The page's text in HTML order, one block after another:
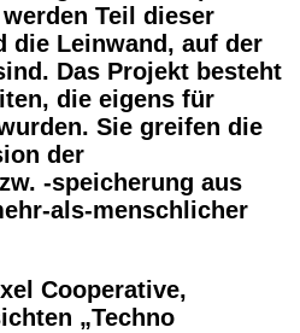
Teil dieser
die Leinwand, auf der
Das Projekt besteht
die eigens für
Sie greifen die
der
-speicherung aus
als-menschlicher